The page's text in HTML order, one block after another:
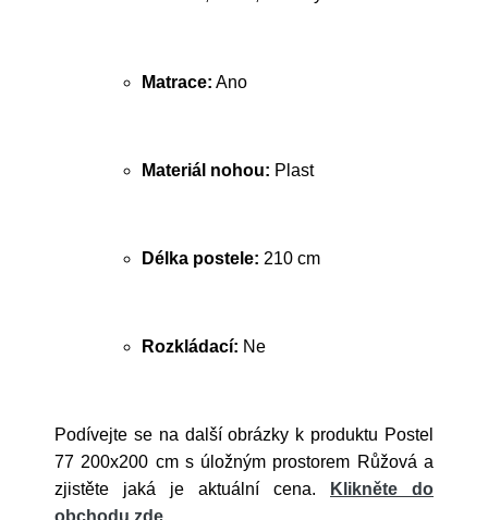
Matrace: Ano
Materiál nohou: Plast
Délka postele: 210 cm
Rozkládací: Ne
Podívejte se na další obrázky k produktu Postel
77 200x200 cm s úložným prostorem Růžová a
zjistěte jaká je aktuální cena.
Klikněte do
obchodu zde.